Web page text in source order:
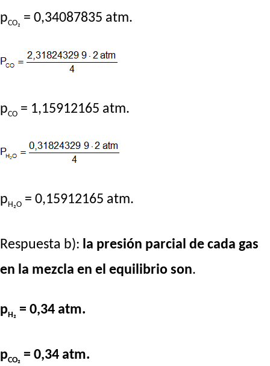
pCO₂ = 0,34087835 atm.
pCO = 1,15912165 atm.
p H₂O = 0,15912165 atm.
Respuesta b): la presión parcial de cada gas
en la mezcla en el equilibrio son.
pH₂ = 0,34 atm.
pCO₂ = 0,34 atm.